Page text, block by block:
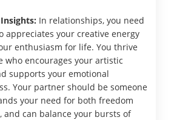
In relationships, you need
appreciates your creative energy
enthusiasm for life. You thrive
who encourages your artistic
supports your emotional
Your partner should be someone
your need for both freedom
and can balance your bursts of